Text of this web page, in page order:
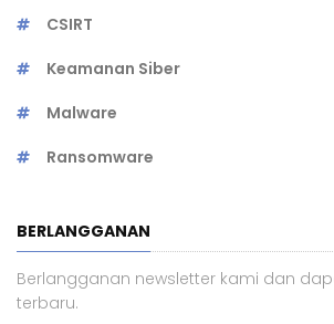
CSIRT
Keamanan Siber
Malware
Ransomware
BERLANGGANAN
Berlangganan newsletter kami dan
terbaru.